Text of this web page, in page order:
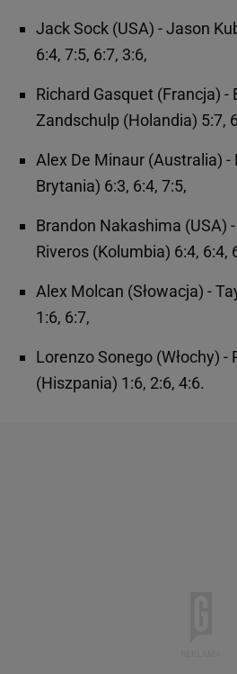
Jack Sock (USA) - Jason
6:4, 7:5, 6:7, 3:6,
Richard Gasquet (Francja) -
Zandschulp (Holandia) 5:7,
Alex De Minaur (Australia) -
Brytania) 6:3, 6:4, 7:5,
Brandon Nakashima (USA)
Riveros (Kolumbia) 6:4, 6:4,
Alex Molcan (Słowacja) -
1:6, 6:7,
Lorenzo Sonego (Włochy) -
(Hiszpania) 1:6, 2:6, 4:6.